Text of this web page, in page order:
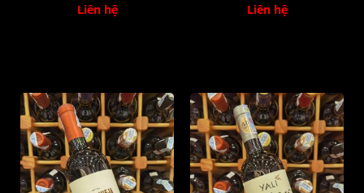
Liên hệ Liên hệ